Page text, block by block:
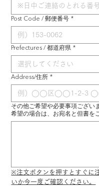
Post Code / 郵便番号 *
Prefectures / 都道府県 *
Address/住所 *
その他ご希望や必要事項ござい
希望の場合は、お宛名と但書を
※注文ボタンを押すとすぐに
いか今一度ご確認ください。